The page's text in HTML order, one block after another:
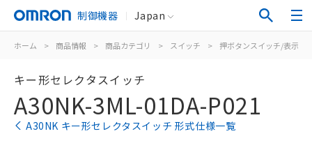
制御機器 Japan
ホーム > 商品情報 > 商品カテゴリ > スイッチ > 押ボタンスイッチ/表示灯
キー形セレクタスイッチ
A30NK-3ML-01DA-P021
A30NK キー形セレクタスイッチ 形式仕様一覧